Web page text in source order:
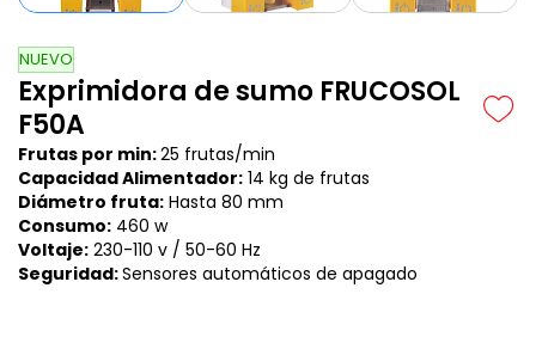
NUEVO
Exprimidora de sumo FRUCOSOL
F50A
Frutas por min:25 frutas/min
Capacidad Alimentador: 14 kg de frutas
Diámetro fruta: Hasta 80 mm
Consumo: 460 w
Voltaje: 230-110 v / 50-60 Hz
Seguridad:Sensores automáticos de apagado